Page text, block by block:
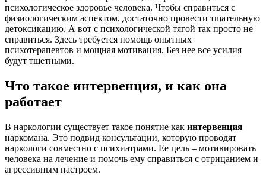
психологическое здоровье человека. Чтобы справиться с
физиологическим аспектом, достаточно провести тщательную
детоксикацию. А вот с психологической тягой так просто не
справиться. Здесь требуется помощь опытных
психотерапевтов и мощная мотивация. Без нее все усилия
будут тщетными.
Что такое интервенция, и как она
работает
В наркологии существует такое понятие как интервенция
наркомана. Это подвид консультации, которую проводят
наркологи совместно с психиатрами. Ее цель – мотивировать
человека на лечение и помочь ему справиться с отрицанием и
агрессивным настроем.